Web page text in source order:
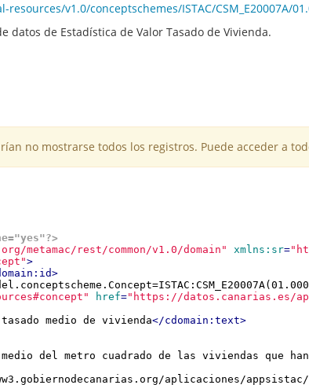
v1.0/conceptschemes/ISTAC/CSM_E20007A/
de Estadística de Valor Tasado de Vivienda.
no mostrarse todos los registros. Puede acceder a